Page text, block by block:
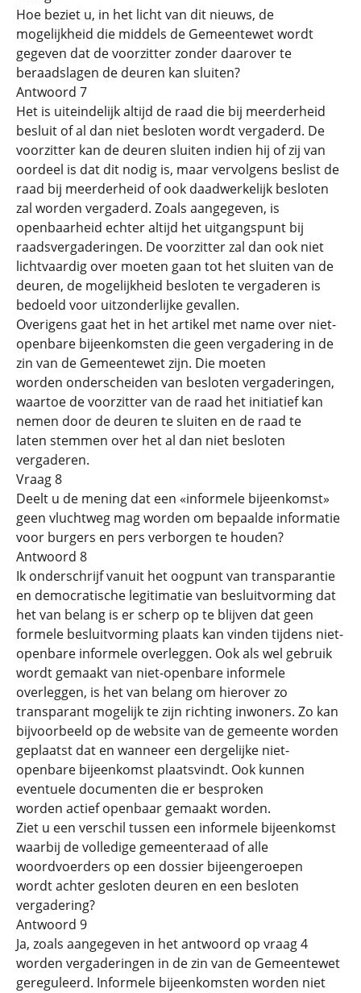
Hoe beziet u, in het licht van dit nieuws, de
mogelijkheid die middels de Gemeentewet wordt
gegeven dat de voorzitter zonder daarover te
beraadslagen de deuren kan sluiten?
Antwoord 7
Het is uiteindelijk altijd de raad die bij meerderheid
besluit of al dan niet besloten wordt vergaderd. De
voorzitter kan de deuren sluiten indien hij of zij van
oordeel is dat dit nodig is, maar vervolgens beslist de
raad bij meerderheid of ook daadwerkelijk besloten
zal worden vergaderd. Zoals aangegeven, is
openbaarheid echter altijd het uitgangspunt bij
raadsvergaderingen. De voorzitter zal dan ook niet
lichtvaardig over moeten gaan tot het sluiten van de
deuren, de mogelijkheid besloten te vergaderen is
bedoeld voor uitzonderlijke gevallen.
Overigens gaat het in het artikel met name over niet-
openbare bijeenkomsten die geen vergadering in de
zin van de Gemeentewet zijn. Die moeten
worden onderscheiden van besloten vergaderingen,
waartoe de voorzitter van de raad het initiatief kan
nemen door de deuren te sluiten en de raad te
laten stemmen over het al dan niet besloten
vergaderen.
Vraag 8
Deelt u de mening dat een «informele bijeenkomst»
geen vluchtweg mag worden om bepaalde informatie
voor burgers en pers verborgen te houden?
Antwoord 8
Ik onderschrijf vanuit het oogpunt van transparantie
en democratische legitimatie van besluitvorming dat
het van belang is er scherp op te blijven dat geen
formele besluitvorming plaats kan vinden tijdens niet-
openbare informele overleggen. Ook als wel gebruik
wordt gemaakt van niet-openbare informele
overleggen, is het van belang om hierover zo
transparant mogelijk te zijn richting inwoners. Zo kan
bijvoorbeeld op de website van de gemeente worden
geplaatst dat en wanneer een dergelijke niet-
openbare bijeenkomst plaatsvindt. Ook kunnen
eventuele documenten die er besproken
worden actief openbaar gemaakt worden.
Ziet u een verschil tussen een informele bijeenkomst
waarbij de volledige gemeenteraad of alle
woordvoerders op een dossier bijeengeroepen
wordt achter gesloten deuren en een besloten
vergadering?
Antwoord 9
Ja, zoals aangegeven in het antwoord op vraag 4
worden vergaderingen in de zin van de Gemeentewet
gereguleerd. Informele bijeenkomsten worden niet